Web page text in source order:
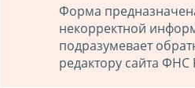
Форма
некорректной
подразумевает
редактору сайта ФНС